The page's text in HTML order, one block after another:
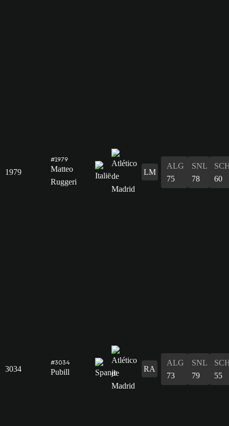
1979
#1979
Matteo
Ruggeri
LM
ALG
75
SNL
78
60
3034
#3034
Pubill RA
ALG
73
SNL
79
55